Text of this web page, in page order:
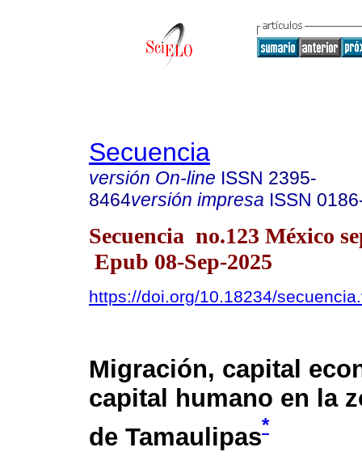
Secuencia
versión On-line ISSN 2395-
8464versión impresa ISSN
Secuencia no.123 México
Epub 08-Sep-2025
https://doi.org/10.18234/
Migración, capital
capital humano en la
de Tamaulipas*